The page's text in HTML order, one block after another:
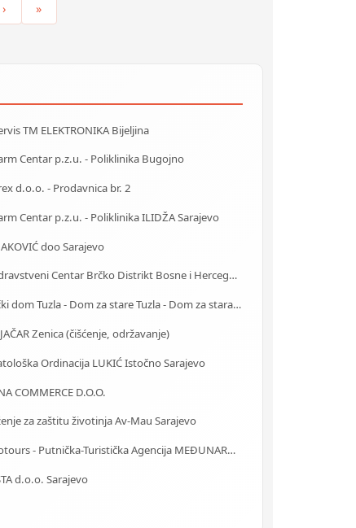
› »
TM ELEKTRONIKA Bijeljina
Centar p.z.u. - Poliklinika Bugojno
d.o.o. - Prodavnica br. 2
Centar p.z.u. - Poliklinika ILIDŽA Sarajevo
doo Sarajevo
JZU Zdravstveni Centar Brčko Distrikt Bosne i Hercegovine
Starački dom Tuzla - Dom za stare Tuzla - Dom za stara lica Tuzla
Zenica (čišćenje, održavanje)
Ordinacija LUKIĆ Istočno Sarajevo
COMMERCE D.O.O.
za zaštitu životinja Av-Mau Sarajevo
Centrotours - Putnička-Turistička Agencija MEĐUNARODNI AERODROM Sarajevo
d.o.o. Sarajevo